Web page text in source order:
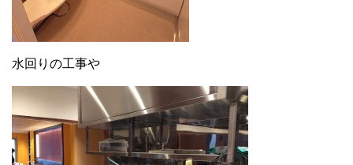
水回りの工事や